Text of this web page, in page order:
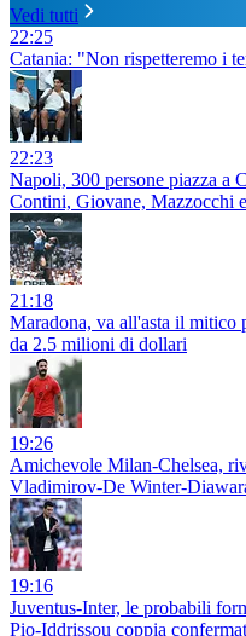
Vedi tutti
22:25
Catania: "Non rispetteremo i
22:23
Napoli, 300 persone piazza a
Contini, Giovane, Mazzocchi
21:18
Maradona, va all'asta il mitico
da 2.5 milioni di dollari
19:26
Amichevole Milan-Chelsea,
Vladimirov-De Winter-
19:16
Juventus-Inter, le probabili
Pio-Iddrissou coppia